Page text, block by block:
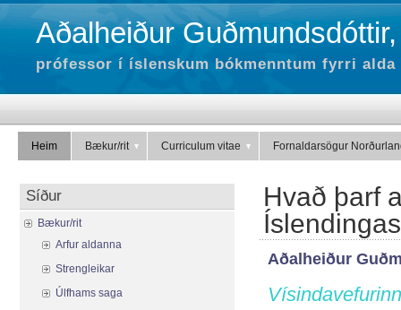
Aðalheiður Guðmundsdóttir,
prófessor í íslenskum bókmenntum fyrri alda
Heim Bækur/rit Curriculum vitae Fornaldarsögur
Hvað þarf
Aðalheiður
Vísindavefurinn
Síður
Bækur/rit
Arfur aldanna
Strengleikar
Úlfhams saga